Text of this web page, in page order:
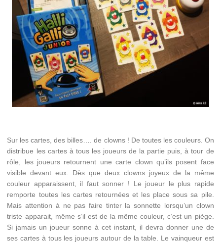
Sur les cartes, des billes…. de clowns ! De toutes les couleurs. On
distribue les cartes à tous les joueurs de la partie puis, à tour de
rôle, les joueurs retournent une carte clown qu’ils posent face
visible devant eux. Dès que deux clowns joyeux de la même
couleur apparaissent, il faut sonner ! Le joueur le plus rapide
remporte toutes les cartes retournées et les place sous sa pile.
Mais attention à ne pas faire tinter la sonnette lorsqu’un clown
triste apparait, même s’il est de la même couleur, c’est un piège.
Si jamais un joueur sonne à cet instant, il devra donner une de
ses cartes à tous les joueurs autour de la table. Le vainqueur est